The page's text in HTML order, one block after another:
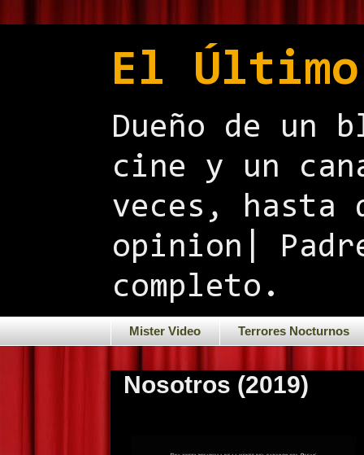
El
Dueño de un
cine y un
veces, hasta
opinion|
completo.
Mister Video Terrores Nocturnos
Nosotros (2019)